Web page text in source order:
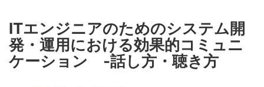
ITエンジニアのためのシステム開
発・運用における効果的コミュニ
ケーション -話し方・聴き方